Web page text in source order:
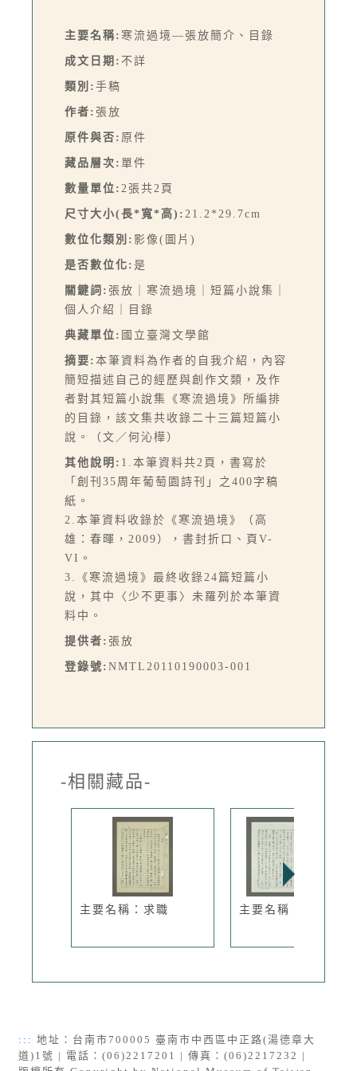
主要名稱: 寒流過境—張放簡介、目錄
成文日期: 不詳
類別: 手稿
作者: 張放
原件與否: 原件
藏品層次: 單件
數量單位: 2張共2頁
尺寸大小(長*寬*高): 21.2*29.7cm
數位化類別: 影像(圖片)
是否數位化: 是
關鍵詞: 張放｜寒流過境｜短篇小說集｜
個人介紹｜目錄
典藏單位: 國立臺灣文學館
摘要: 本筆資料為作者的自我介紹，內容
簡短描述自己的經歷與創作文類，及作
者對其短篇小說集《寒流過境》所編排
的目錄，該文集共收錄二十三篇短篇小
說。（文／何沁樺）
其他說明: 1.本筆資料共2頁，書寫於
「創刊35周年葡萄園詩刊」之400字稿
紙。
2.本筆資料收錄於《寒流過境》（高
雄：春暉，2009），書封折口、頁V-
VI。
3.《寒流過境》最終收錄24篇短篇小
說，其中〈少不更事〉未羅列於本筆資
料中。
提供者: 張放
登錄號: NMTL20110190003-001
-相關藏品-
主要名稱：求職 主要名稱：我論巴金
::: 地址：台南市700005 臺南市中西區中正路(湯德章大
道)1號 | 電話：(06)2217201 | 傳真：(06)2217232 |